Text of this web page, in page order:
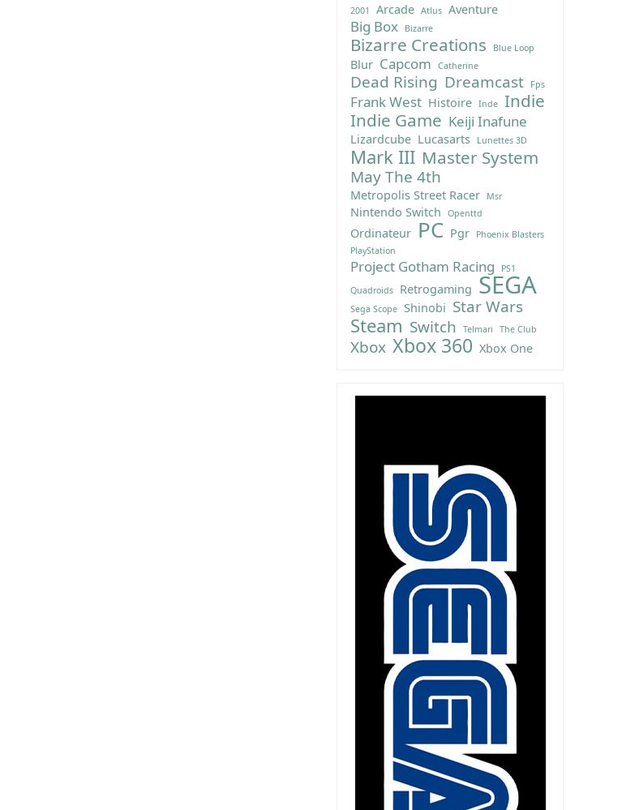
2001 Arcade Atlus Aventure
Big Box Bizarre
Bizarre Creations Blue Loop
Blur Capcom Catherine
Dead Rising Dreamcast Fps
Frank West Histoire Inde
Indie
Indie Game Keiji Inafune
Lizardcube Lucasarts Lunettes 3D
Mark III Master System
May The 4th
Metropolis Street Racer Msr
Nintendo Switch Openttd
Ordinateur PC Pgr
Phoenix Blasters
PlayStation
Project Gotham Racing
PS1
Quadroids
Retrogaming SEGA
Sega Scope Shinobi Star Wars
Steam Switch Telmari The Club
Xbox Xbox 360 Xbox One